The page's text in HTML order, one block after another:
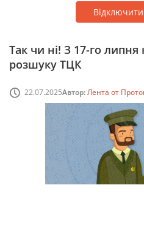
Так чи ні! З 17-го
розшуку ТЦК
22.07.2025Автор:Лента от